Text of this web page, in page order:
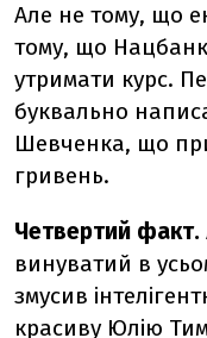
Але не тому, що
тому, що Нацбанк
утримати курс.
буквально
Шевченка, що
гривень.
Четвертий факт.
винуватий в
змусив
красиву Юлію